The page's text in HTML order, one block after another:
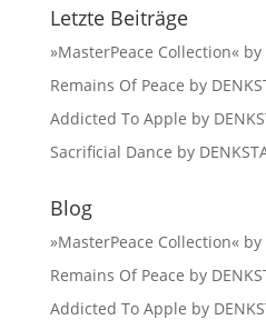
Letzte Beiträge
»MasterPeace Collection« by
Remains Of Peace by
Addicted To Apple by
Sacrificial Dance by
Blog
»MasterPeace Collection« by
Remains Of Peace by
Addicted To Apple by